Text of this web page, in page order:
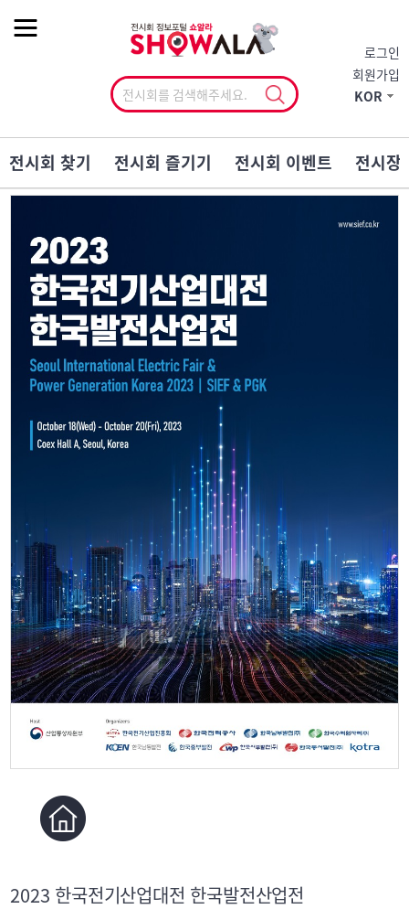
로그인
회원가입
KOR
전시회 찾기 전시회 즐기기 전시회 이벤트 전시장
2023 한국전기산업대전 한국발전산업전